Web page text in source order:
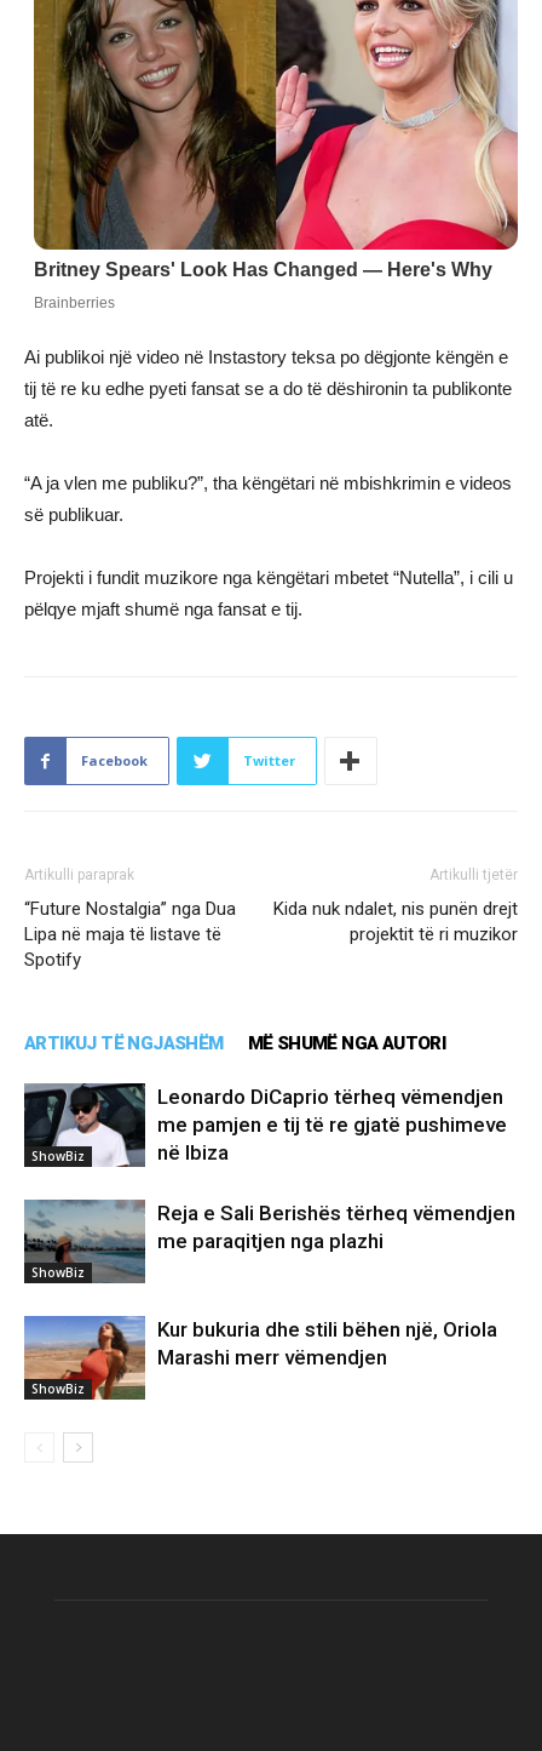
Ai publikoi një video në Instastory teksa po dëgjonte këngën e
tij të re ku edhe pyeti fansat se a do të dëshironin ta publikonte
atë.
“A ja vlen me publiku?”, tha këngëtari në mbishkrimin e videos
së publikuar.
Projekti i fundit muzikore nga këngëtari mbetet “Nutella”, i cili u
pëlqye mjaft shumë nga fansat e tij.
Facebook Twitter
Artikulli paraprak
“Future Nostalgia” nga Dua
Lipa në maja të listave të
Spotify
Artikulli tjetër
Kida nuk ndalet, nis punën drejt
projektit të ri muzikor
ARTIKUJ TË NGJASHËM MË SHUMË NGA AUTORI
ShowBiz
Leonardo DiCaprio tërheq vëmendjen
me pamjen e tij të re gjatë pushimeve
në Ibiza
ShowBiz
Reja e Sali Berishës tërheq vëmendjen
me paraqitjen nga plazhi
ShowBiz
Kur bukuria dhe stili bëhen një, Oriola
Marashi merr vëmendjen